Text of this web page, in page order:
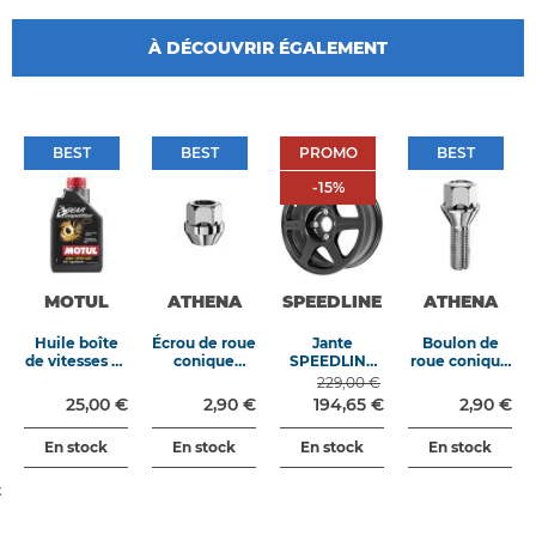
À DÉCOUVRIR ÉGALEMENT
BEST
BEST
MOTUL
Huile boîte
de vitesses et
Gear
Competition
75W140 1L
25,00 €
En stock
BEST
BEST
ATHENA
Écrou de roue
conique
longueur
24mm clé
19mm
2,90 €
En stock
PROMO
%
PROMO
-15%
SPEEDLINE
Jante
SPEEDLINE
Aftermarket
type 2111 6x15
4x108 ET 15
CB65.1
229,00 €
194,65 €
En stock
BEST
BEST
ATHENA
Boulon de
roue conique
longueur
40mm clé
17mm
2,90 €
En stock